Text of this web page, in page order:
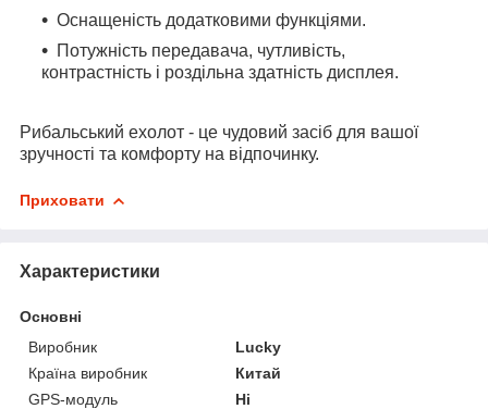
Оснащеність додатковими функціями.
Потужність передавача, чутливість,
контрастність і роздільна здатність дисплея.
Рибальський ехолот - це чудовий засіб для вашої
зручності та комфорту на відпочинку.
Приховати
Характеристики
Основні
Виробник
Lucky
Країна виробник
Китай
GPS-модуль
Ні